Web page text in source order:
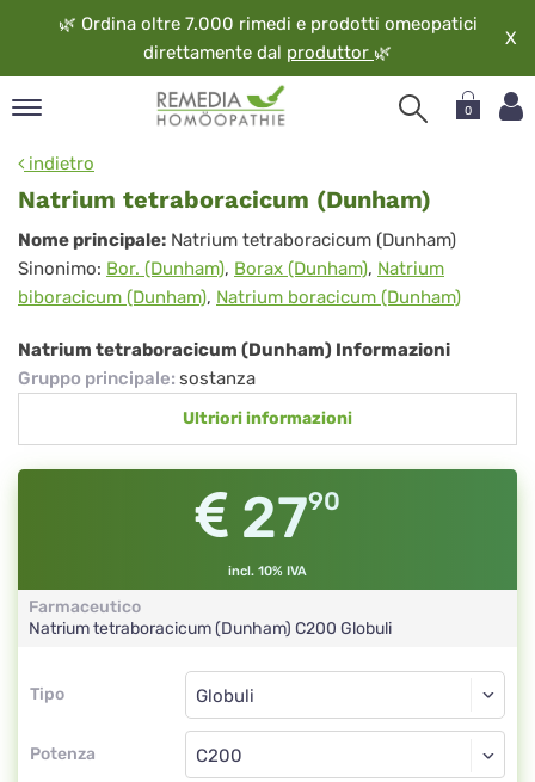
🌿 Ordina oltre 7.000 rimedi e prodotti omeopatici
direttamente dal produttor 🌿
X
0
indietro
Natrium tetraboracicum (Dunham)
Natrium
tetraboracicum
(Dunham)
Nome principale: Natrium tetraboracicum (Dunham)
Sinonimo: Bor. (Dunham), Borax (Dunham), Natrium
biboracicum (Dunham), Natrium boracicum (Dunham)
Natrium tetraboracicum (Dunham) Informazioni
Gruppo principale: sostanza
Ultriori informazioni
2790
incl. 10% IVA
Farmaceutico
Natrium tetraboracicum (Dunham) C200 Globuli
Tipo
Tipo
Potenza
Globuli
C200